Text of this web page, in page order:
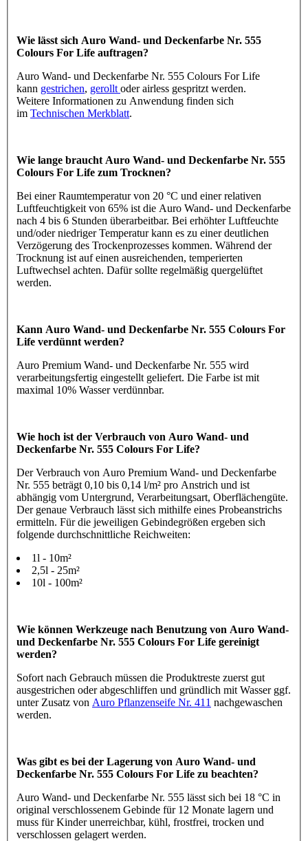
Wie lässt sich Auro Wand- und Deckenfarbe Nr. 555
Colours For Life auftragen?
Auro Wand- und Deckenfarbe Nr. 555 Colours For Life
kann gestrichen, gerollt oder airless gespritzt werden.
Weitere Informationen zu Anwendung finden sich
im Technischen Merkblatt.
Wie lange braucht Auro Wand- und Deckenfarbe Nr. 555
Colours For Life zum Trocknen?
Bei einer Raumtemperatur von 20 °C und einer relativen
Luftfeuchtigkeit von 65% ist die Auro Wand- und Deckenfarbe
nach 4 bis 6 Stunden überarbeitbar. Bei erhöhter Luftfeuchte
und/oder niedriger Temperatur kann es zu einer deutlichen
Verzögerung des Trockenprozesses kommen. Während der
Trocknung ist auf einen ausreichenden, temperierten
Luftwechsel achten. Dafür sollte regelmäßig quergelüftet
werden.
Kann Auro Wand- und Deckenfarbe Nr. 555 Colours For
Life verdünnt werden?
Auro Premium Wand- und Deckenfarbe Nr. 555 wird
verarbeitungsfertig eingestellt geliefert. Die Farbe ist mit
maximal 10% Wasser verdünnbar.
Wie hoch ist der Verbrauch von Auro Wand- und
Deckenfarbe Nr. 555 Colours For Life?
Der Verbrauch von Auro Premium Wand- und Deckenfarbe
Nr. 555 beträgt 0,10 bis 0,14 l/m² pro Anstrich und ist
abhängig vom Untergrund, Verarbeitungsart, Oberflächengüte.
Der genaue Verbrauch lässt sich mithilfe eines Probeanstrichs
ermitteln. Für die jeweiligen Gebindegrößen ergeben sich
folgende durchschnittliche Reichweiten:
1l - 10m²
2,5l - 25m²
10l - 100m²
Wie können Werkzeuge nach Benutzung von Auro Wand-
und Deckenfarbe Nr. 555 Colours For Life gereinigt
werden?
Sofort nach Gebrauch müssen die Produktreste zuerst gut
ausgestrichen oder abgeschliffen und gründlich mit Wasser ggf.
unter Zusatz von Auro Pflanzenseife Nr. 411 nachgewaschen
werden.
Was gibt es bei der Lagerung von Auro Wand- und
Deckenfarbe Nr. 555 Colours For Life zu beachten?
Auro Wand- und Deckenfarbe Nr. 555 lässt sich bei 18 °C in
original verschlossenem Gebinde für 12 Monate lagern und
muss für Kinder unerreichbar, kühl, frostfrei, trocken und
verschlossen gelagert werden.